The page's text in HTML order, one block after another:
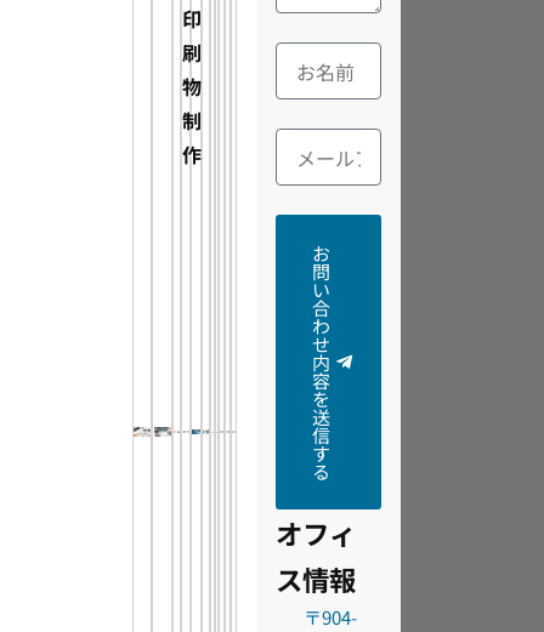
印
刷
物
制
作
お
問
い
合
わ
せ
内
容
を
送
信
す
る
オフィ
ス情報
〒904-